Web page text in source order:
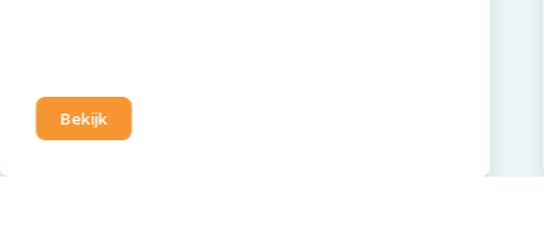
stenen zelf groeit ook van alles.
Bekijk